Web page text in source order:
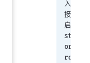
入各
接口
启用
stpf
orwa
rd功